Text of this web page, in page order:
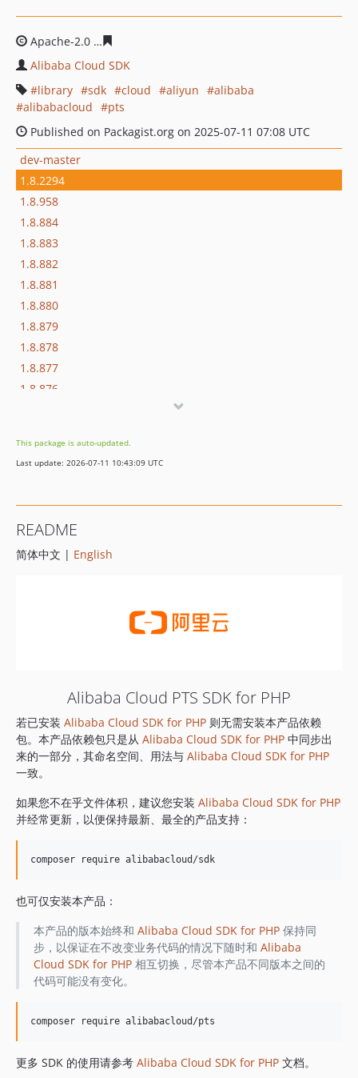
Apache-2.0
Alibaba Cloud SDK
library
sdk cloud aliyun
alibaba
alibabacloud
pts
Published on Packagist.org on 2025-07-11 07:08 UTC
dev-master
1.8.2294
1.8.958
1.8.884
1.8.883
1.8.882
1.8.881
1.8.880
1.8.879
1.8.878
1.8.877
1.8.876
1.8.873
1.8.872
1.8.851
1.8.850
1.8.842
1.8.841
1.8.839
1.8.838
1.8.837
1.8.836
1.8.834
1.8.832
1.8.830
1.8.828
1.8.826
1.8.825
1.8.822
This package is auto-updated.
Last update: 2026-07-11 10:43:09 UTC
README
简体中文 | English
Alibaba Cloud PTS SDK for PHP
若已安装 Alibaba Cloud SDK for PHP 则无需安装本产品依赖
包。本产品依赖包只是从 Alibaba Cloud SDK for PHP 中同步出
来的一部分，其命名空间、用法与 Alibaba Cloud SDK for PHP
一致。
如果您不在乎文件体积，建议您安装 Alibaba Cloud SDK for PHP
并经常更新，以便保持最新、最全的产品支持：
也可仅安装本产品：
本产品的版本始终和 Alibaba Cloud SDK for PHP保持同
步，以保证在不改变业务代码的情况下随时和 Alibaba
Cloud SDK for PHP相互切换，尽管本产品不同版本之间的
代码可能没有变化。
更多 SDK 的使用请参考 Alibaba Cloud SDK for PHP 文档。